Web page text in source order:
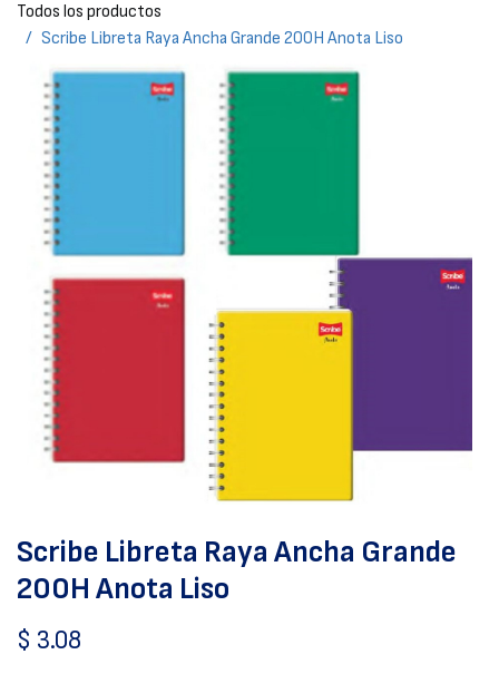
Todos los productos
Scribe Libreta Raya Ancha Grande 200H Anota Liso
Scribe Libreta Raya Ancha Grande
200H Anota Liso
$ 3.08